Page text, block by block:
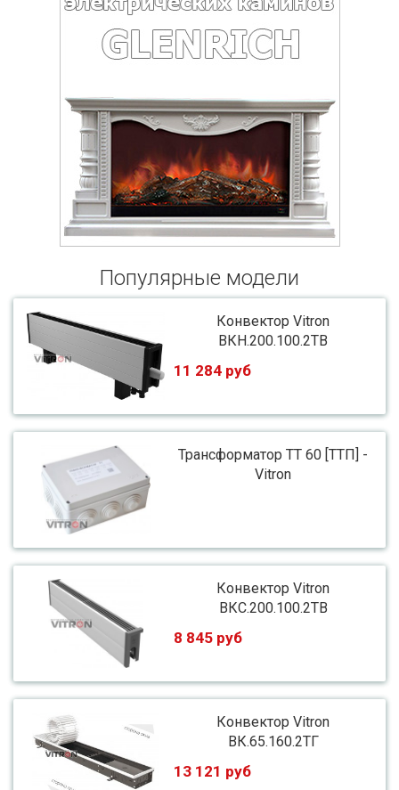
Популярные модели
Конвектор Vitron
ВКН.200.100.2ТВ
11 284 руб
Трансформатор ТТ 60 [ТТП] -
Vitron
Конвектор Vitron
ВКС.200.100.2ТВ
8 845 руб
Конвектор Vitron
ВК.65.160.2ТГ
13 121 руб